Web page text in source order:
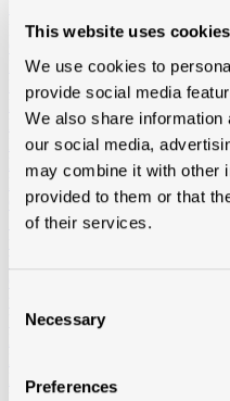
This website uses cookies
We use cookies to
provide social media
We also share
our social media,
may combine it with other
provided to them or that
of their services.
Selection
Necessary
Preferences
plusEPDM loodvervanger
Dakranden AluPolyester
Dakverven, sprays en
RoofcoatSpraypaint
Liquiden en lijmen voor platte
Ikopro liquiden en lijmen
lijmen
HoeklattenImperbelRotswol
Gas
Siliconen, kitten, tapes,
VentilatieEnkelwandig
Bouwfolie